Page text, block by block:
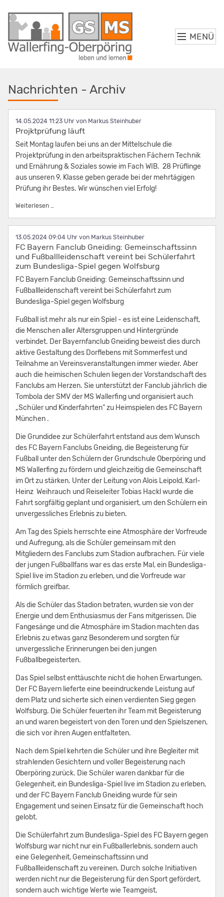
MENÜ
Nachrichten - Archiv
14.05.2024 11:23 von Markus Steinhuber
Projktprüfung läuft
Seit Montag laufen bei uns an der Mittelschule die
Projektprüfung in den arbeitspraktischen Fächern Technik
und Ernährung & Soziales sowie im Fach WIB. 28 Prüflinge
aus unseren 9. Klasse geben gerade bei der mehrtägigen
Prüfung ihr Bestes. Wir wünschen viel Erfolg!
Weiterlesen …
13.05.2024 09:04 von Markus Steinhuber
FC Bayern Fanclub Gneiding: Gemeinschaftssinn
und Fußballleidenschaft vereint bei Schülerfahrt
zum Bundesliga-Spiel gegen Wolfsburg
FC Bayern Fanclub Gneiding: Gemeinschaftssinn und
Fußballleidenschaft vereint bei Schülerfahrt zum
Bundesliga-Spiel gegen Wolfsburg
Fußball ist mehr als nur ein Spiel - es ist eine Leidenschaft,
die Menschen aller Altersgruppen und Hintergründe
verbindet. Der Bayernfanclub Gneiding beweist dies durch
aktive Gestaltung des Dorflebens mit Sommerfest und
Teilnahme an Vereinsveranstaltungen immer wieder. Aber
auch die heimischen Schulen liegen der Vorstandschaft des
Fanclubs am Herzen. Sie unterstützt der Fanclub jährlich die
Tombola der SMV der MS Wallerfing und organisiert auch
„Schüler und Kinderfahrten“ zu Heimspielen des FC Bayern
München .
Die Grundidee zur Schülerfahrt entstand aus dem Wunsch
des FC Bayern Fanclubs Gneiding, die Begeisterung für
Fußball unter den Schülern der Grundschule Oberpöring und
MS Wallerfing zu fördern und gleichzeitig die Gemeinschaft
im Ort zu stärken. Unter der Leitung von Alois Leipold, Karl-
Heinz Weihrauch und Reiseleiter Tobias Hackl wurde die
Fahrt sorgfältig geplant und organisiert, um den Schülern ein
unvergessliches Erlebnis zu bieten.
Am Tag des Spiels herrschte eine Atmosphäre der Vorfreude
und Aufregung, als die Schüler gemeinsam mit den
Mitgliedern des Fanclubs zum Stadion aufbrachen. Für viele
der jungen Fußballfans war es das erste Mal, ein Bundesliga-
Spiel live im Stadion zu erleben, und die Vorfreude war
förmlich greifbar.
Als die Schüler das Stadion betraten, wurden sie von der
Energie und dem Enthusiasmus der Fans mitgerissen. Die
Fangesänge und die Atmosphäre im Stadion machten das
Erlebnis zu etwas ganz Besonderem und sorgten für
unvergessliche Erinnerungen bei den jungen
Fußballbegeisterten.
Das Spiel selbst enttäuschte nicht die hohen Erwartungen.
Der FC Bayern lieferte eine beeindruckende Leistung auf
dem Platz und sicherte sich einen verdienten Sieg gegen
Wolfsburg. Die Schüler feuerten ihr Team mit Begeisterung
an und waren begeistert von den Toren und den Spielszenen,
die sich vor ihren Augen entfalteten.
Nach dem Spiel kehrten die Schüler und ihre Begleiter mit
strahlenden Gesichtern und voller Begeisterung nach
Oberpöring zurück. Die Schüler waren dankbar für die
Gelegenheit, ein Bundesliga-Spiel live im Stadion zu erleben,
und der FC Bayern Fanclub Gneiding wurde für sein
Engagement und seinen Einsatz für die Gemeinschaft hoch
gelobt.
Die Schülerfahrt zum Bundesliga-Spiel des FC Bayern gegen
Wolfsburg war nicht nur ein Fußballerlebnis, sondern auch
eine Gelegenheit, Gemeinschaftssinn und
Fußballleidenschaft zu vereinen. Durch solche Initiativen
werden nicht nur die Begeisterung für den Sport gefördert,
sondern auch wichtige Werte wie Teamgeist,